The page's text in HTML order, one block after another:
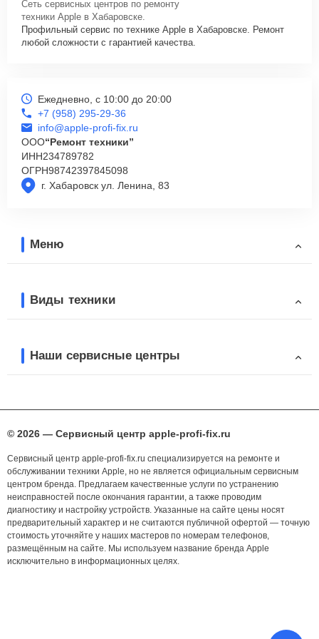
Сеть сервисных центров по ремонту
техники Apple в Хабаровске.
Профильный сервис по технике Apple в Хабаровске. Ремонт
любой сложности с гарантией качества.
г. Хабаровск ул. Ленина, 83
Ежедневно, с 10:00 до 20:00
+7 (958) 295-29-36
info@apple-profi-fix.ru
ООО“Ремонт техники”
ИНН234789782
ОГРН98742397845098
Меню
Виды техники
Наши сервисные центры
© 2026 — Сервисный центр apple-profi-fix.ru
Сервисный центр apple-profi-fix.ru специализируется на ремонте и
обслуживании техники Apple, но не является официальным сервисным
центром бренда. Предлагаем качественные услуги по устранению
неисправностей после окончания гарантии, а также проводим
диагностику и настройку устройств. Указанные на сайте цены носят
предварительный характер и не считаются публичной офертой — точную
стоимость уточняйте у наших мастеров по номерам телефонов,
размещённым на сайте. Мы используем название бренда Apple
исключительно в информационных целях.